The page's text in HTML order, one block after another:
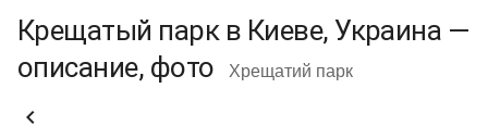
Крещатый парк в Киеве, Украина —
описание, фото
Хрещатий парк
